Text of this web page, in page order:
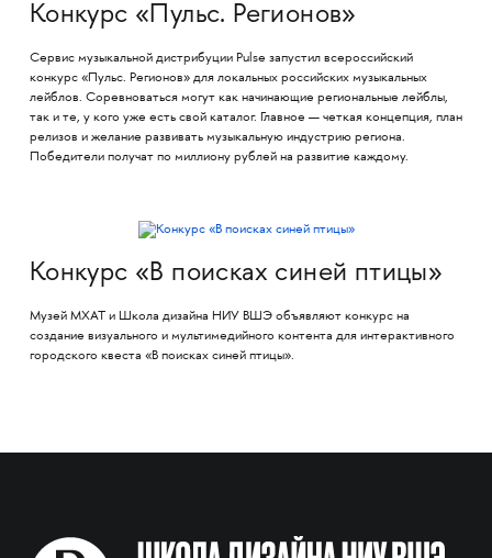
Конкурс «Пульс. Регионов»
Сервис музыкальной дистрибуции Pulse запустил всероссийский
конкурс «Пульс. Регионов» для локальных российских музыкальных
лейблов. Соревноваться могут как начинающие региональные лейблы,
так и те, у кого уже есть свой каталог. Главное — четкая концепция, план
релизов и желание развивать музыкальную индустрию региона.
Победители получат по миллиону рублей на развитие каждому.
Конкурс «В поисках синей птицы»
Музей МХАТ и Школа дизайна НИУ ВШЭ объявляют конкурс на
создание визуального и мультимедийного контента для интерактивного
городского квеста «В поисках синей птицы».